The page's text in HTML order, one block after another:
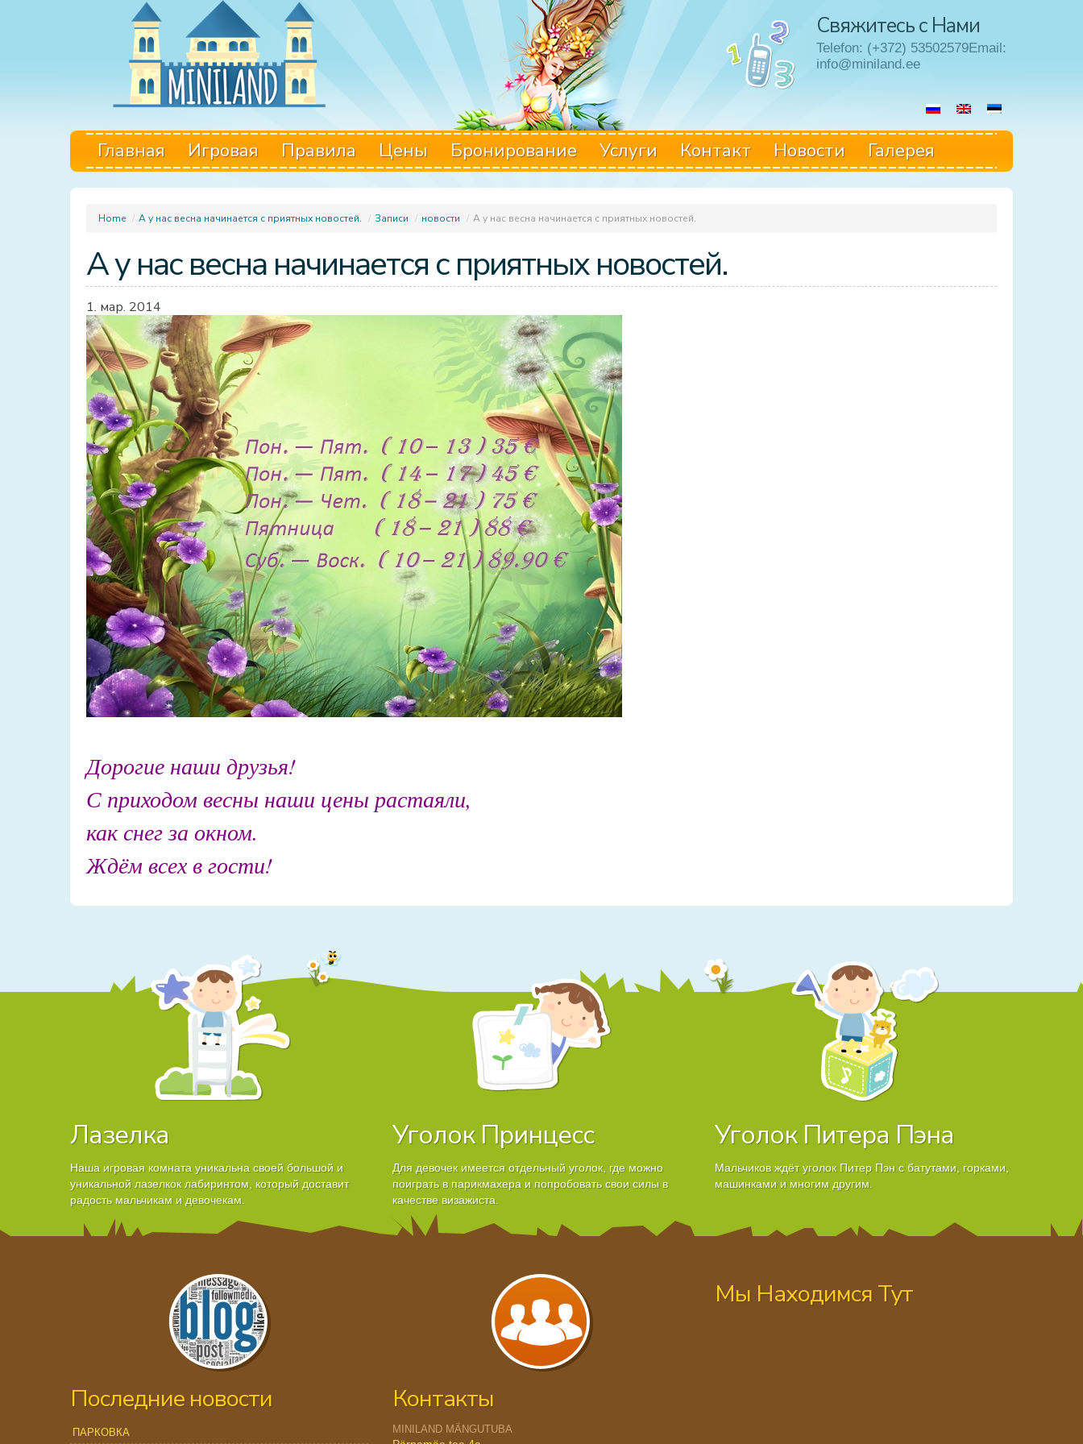
Свяжитесь с Нами
Telefon: (+372) 53502579Email:
info@miniland.ee
Главная Игровая Правила Цены Бронирование Услуги Контакт Hовости Галерея
Home / А у нас весна начинается с приятных новостей. / Записи / новости / А у нас весна начинается с приятных новостей.
А у нас весна начинается с приятных новостей.
1. мар. 2014
Дорогие наши друзья!
С приходом весны наши цены растаяли,
как снег за окном.
Ждём всех в гости!
Лазелка
Наша игровая комната уникальна своей большой и
уникальной лазелкок лабиринтом, который доставит
радость мальчикам и девочекам.
Уголок Принцесс
Для девочек имеется отдельный уголок, где можно
поиграть в парикмахера и попробовать свои силы в
качестве визажиста.
Уголок Питера Пэна
Мальчиков ждёт уголок Питер Пэн с батутами, горками,
машинками и многим другим.
Последние новости
ПАРКОВКА
Контакты
MINILAND MÄNGUTUBA
Мы Находимся Тут